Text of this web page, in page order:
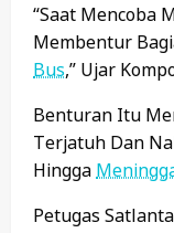
“Saat Mencoba
Membentur
Bus,” Ujar
Benturan Itu
Terjatuh Dan
Hingga
Petugas